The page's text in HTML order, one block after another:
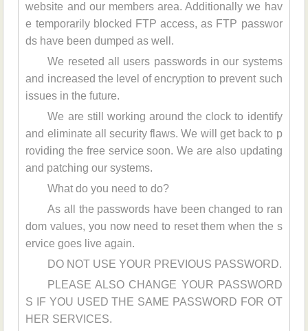
website and our members area. Additionally we hav
e temporarily blocked FTP access, as FTP passwor
ds have been dumped as well.
We reseted all users passwords in our systems
and increased the level of encryption to prevent such
issues in the future.
We are still working around the clock to identify
and eliminate all security flaws. We will get back to p
roviding the free service soon. We are also updating
and patching our systems.
What do you need to do?
As all the passwords have been changed to ran
dom values, you now need to reset them when the s
ervice goes live again.
DO NOT USE YOUR PREVIOUS PASSWORD.
PLEASE ALSO CHANGE YOUR PASSWORD
S IF YOU USED THE SAME PASSWORD FOR OT
HER SERVICES.